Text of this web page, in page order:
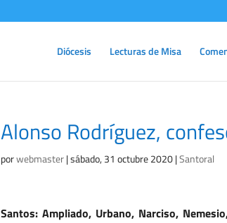
Diócesis Lecturas de Misa
Alonso Rodríguez,
porwebmaster|sábado, 31 octubre 2020|Santoral
Santos: Ampliado, Urbano, Narciso,